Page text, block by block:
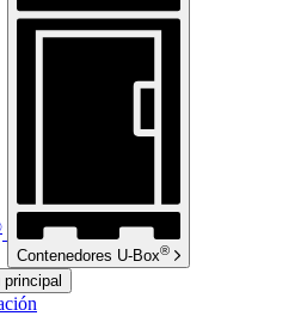
Contenedores U-Box®
principal